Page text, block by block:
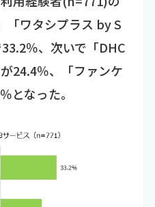
「ワタシプラス by S
％、次いで「DHC
24.4％、「ファンケ
となった。